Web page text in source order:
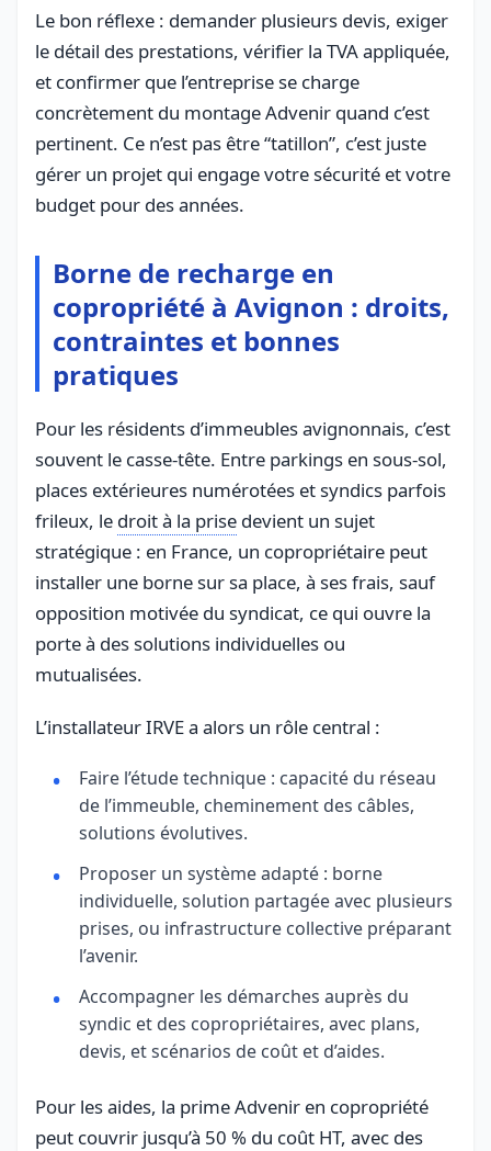
Le bon réflexe : demander plusieurs devis, exiger
le détail des prestations, vérifier la TVA appliquée,
et confirmer que l’entreprise se charge
concrètement du montage Advenir quand c’est
pertinent. Ce n’est pas être “tatillon”, c’est juste
gérer un projet qui engage votre sécurité et votre
budget pour des années.
Borne de recharge en
copropriété à Avignon : droits,
contraintes et bonnes
pratiques
Pour les résidents d’immeubles avignonnais, c’est
souvent le casse-tête. Entre parkings en sous-sol,
places extérieures numérotées et syndics parfois
frileux, le droit à la prise devient un sujet
stratégique : en France, un copropriétaire peut
installer une borne sur sa place, à ses frais, sauf
opposition motivée du syndicat, ce qui ouvre la
porte à des solutions individuelles ou
mutualisées.
L’installateur IRVE a alors un rôle central :
Faire l’étude technique : capacité du réseau
de l’immeuble, cheminement des câbles,
solutions évolutives.
Proposer un système adapté : borne
individuelle, solution partagée avec plusieurs
prises, ou infrastructure collective préparant
l’avenir.
Accompagner les démarches auprès du
syndic et des copropriétaires, avec plans,
devis, et scénarios de coût et d’aides.
Pour les aides, la prime Advenir en copropriété
peut couvrir jusqu’à 50 % du coût HT, avec des